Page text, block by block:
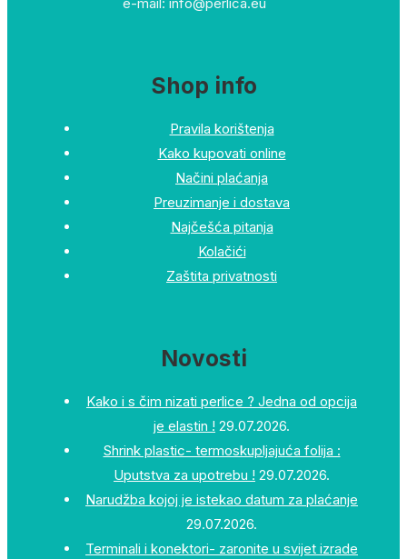
Shop info
Pravila korištenja
Kako kupovati online
Načini plaćanja
Preuzimanje i dostava
Najčešća pitanja
Kolačići
Zaštita privatnosti
Novosti
Kako i s čim nizati perlice ? Jedna od opcija
je elastin ! 29.07.2026.
Shrink plastic- termoskupljajuća folija :
Uputstva za upotrebu ! 29.07.2026.
Narudžba kojoj je istekao datum za plaćanje
29.07.2026.
Terminali i konektori- zaronite u svijet izrade